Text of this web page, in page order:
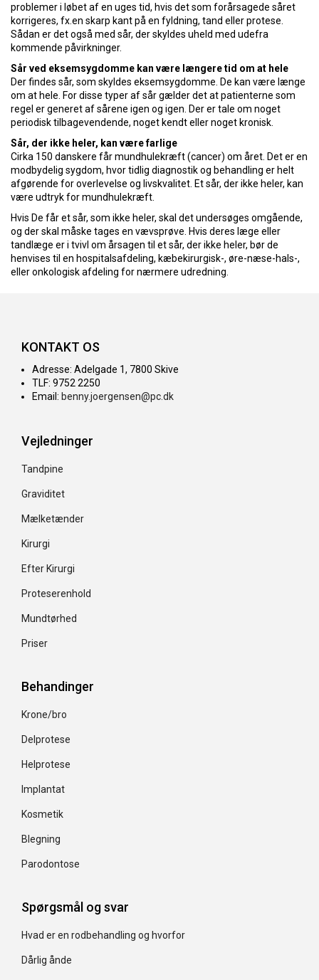
problemer i løbet af en uges tid, hvis det som forårsagede såret
korrigeres, fx.en skarp kant på en fyldning, tand eller protese.
Sådan er det også med sår, der skyldes uheld med udefra
kommende påvirkninger.
Sår ved eksemsygdomme kan være længere tid om at hele
Der findes sår, som skyldes eksemsygdomme. De kan være længe
om at hele. For disse typer af sår gælder det at patienterne som
regel er generet af sårene igen og igen. Der er tale om noget
periodisk tilbagevendende, noget kendt eller noget kronisk.
Sår, der ikke heler, kan være farlige
Cirka 150 danskere får mundhulekræft (cancer) om året. Det er en
modbydelig sygdom, hvor tidlig diagnostik og behandling er helt
afgørende for overlevelse og livskvalitet. Et sår, der ikke heler, kan
være udtryk for mundhulekræft.
Hvis De får et sår, som ikke heler, skal det undersøges omgående,
og der skal måske tages en vævsprøve. Hvis deres læge eller
tandlæge er i tvivl om årsagen til et sår, der ikke heler, bør de
henvises til en hospitalsafdeling, kæbekirurgisk-, øre-næse-hals-,
eller onkologisk afdeling for nærmere udredning.
KONTAKT OS
Adresse: Adelgade 1, 7800 Skive
TLF: 9752 2250
Email: benny.joergensen@pc.dk
Vejledninger
Tandpine
Graviditet
Mælketænder
Kirurgi
Efter Kirurgi
Proteserenhold
Mundtørhed
Priser
Behandinger
Krone/bro
Delprotese
Helprotese
Implantat
Kosmetik
Blegning
Parodontose
Spørgsmål og svar
Hvad er en rodbehandling og hvorfor
Dårlig ånde